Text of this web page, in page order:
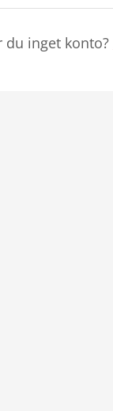
du inget konto?